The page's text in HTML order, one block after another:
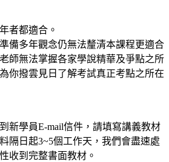
者都適合。
備多年觀念仍無法釐清本課程更適合
師無法掌握各家學說精華及爭點之所
你撥雲見日了解考試真正考點之所在
新學員E-mail信件，請填寫講義教材
隔日起3~5個工作天，我們會盡速處
收到完整書面教材。